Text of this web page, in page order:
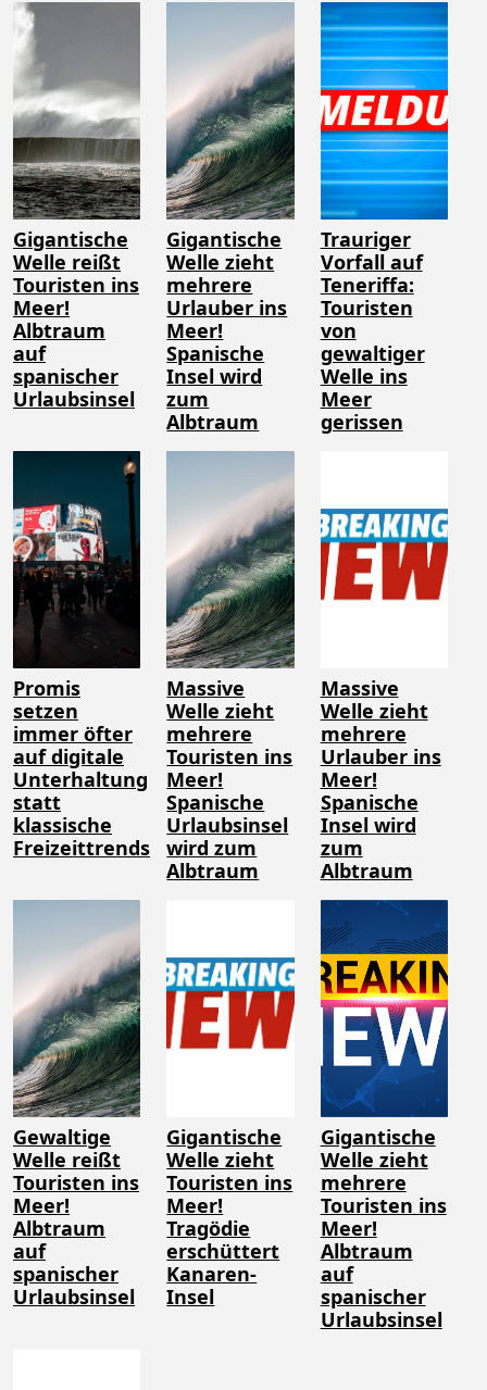
Gigantische
Welle reißt
Touristen ins
Meer!
Albtraum
auf
spanischer
Urlaubsinsel
Gigantische
Welle zieht
mehrere
Urlauber ins
Meer!
Spanische
Insel wird
zum
Albtraum
Trauriger
Vorfall auf
Teneriffa:
Touristen
von
gewaltiger
Welle ins
Meer
gerissen
Promis
setzen
immer öfter
auf digitale
Unterhaltung
statt
klassische
Freizeittrends
Massive
Welle zieht
mehrere
Touristen ins
Meer!
Spanische
Urlaubsinsel
wird zum
Albtraum
Massive
Welle zieht
mehrere
Urlauber ins
Meer!
Spanische
Insel wird
zum
Albtraum
Gewaltige
Welle reißt
Touristen ins
Meer!
Albtraum
auf
spanischer
Urlaubsinsel
Gigantische
Welle zieht
Touristen ins
Meer!
Tragödie
erschüttert
Kanaren-
Insel
Gigantische
Welle zieht
mehrere
Touristen ins
Meer!
Albtraum
auf
spanischer
Urlaubsinsel